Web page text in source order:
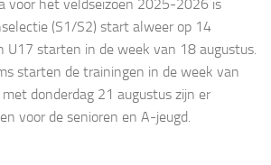
voor het veldseizoen 2025-2026 is
(S1/S2) start alweer op 14
U17 starten in de week van 18 augustus.
starten de trainingen in de week van
donderdag 21 augustus zijn er
voor de senioren en A-jeugd.